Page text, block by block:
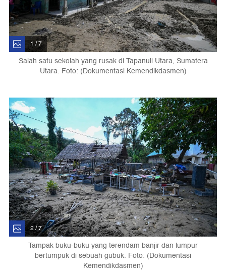
1 / 7
Salah satu sekolah yang rusak di Tapanuli Utara, Sumatera
Utara. Foto: (Dokumentasi Kemendikdasmen)
2 / 7
Tampak buku-buku yang terendam banjir dan lumpur
bertumpuk di sebuah gubuk. Foto: (Dokumentasi
Kemendikdasmen)